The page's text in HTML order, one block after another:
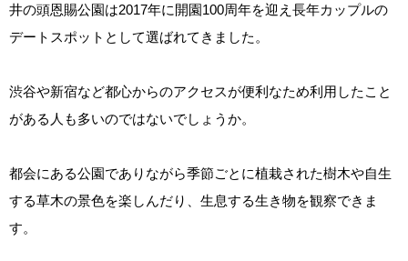
井の頭恩賜公園は2017年に開園100周年を迎え長年カップルの
デートスポットとして選ばれてきました。
渋谷や新宿など都心からのアクセスが便利なため利用したこと
がある人も多いのではないでしょうか。
都会にある公園でありながら季節ごとに植栽された樹木や自生
する草木の景色を楽しんだり、生息する生き物を観察できま
す。